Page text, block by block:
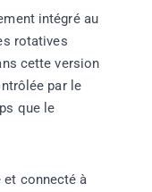
intégré au
rotatives
cette version
par le
que le
connecté à